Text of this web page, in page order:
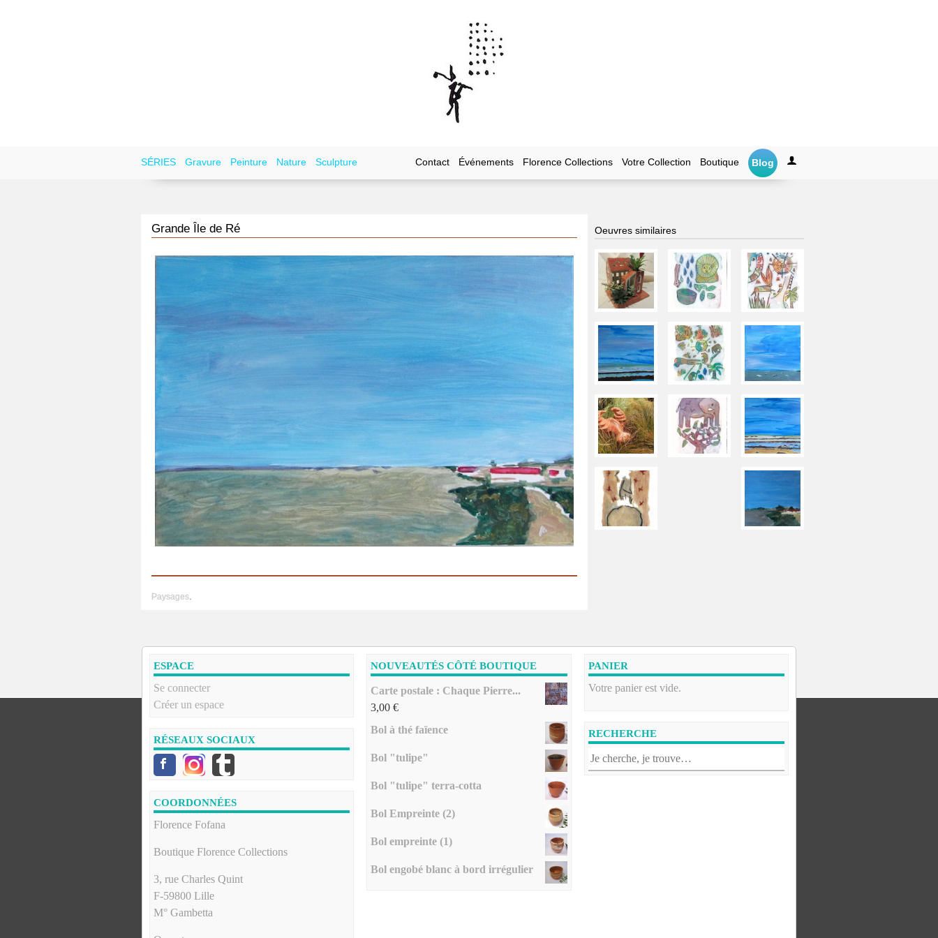
SÉRIES Gravure Peinture Nature Sculpture Contact Événements Florence Collections Votre Collection Boutique Blog
Grande Île de Ré
Paysages.
Oeuvres similaires
ESPACE
Se connecter
Créer un espace
RÉSEAUX SOCIAUX
COORDONNÉES
Florence Fofana
Boutique Florence Collections
3, rue Charles Quint
F-59800 Lille
M° Gambetta
NOUVEAUTÉS CÔTÉ BOUTIQUE
Carte postale : Chaque Pierre...
3,00€
Bol à thé faïence
Bol "tulipe"
Bol "tulipe" terra-cotta
Bol Empreinte (2)
Bol empreinte (1)
Bol engobé blanc à bord irrégulier
PANIER
Votre panier est vide.
RECHERCHE